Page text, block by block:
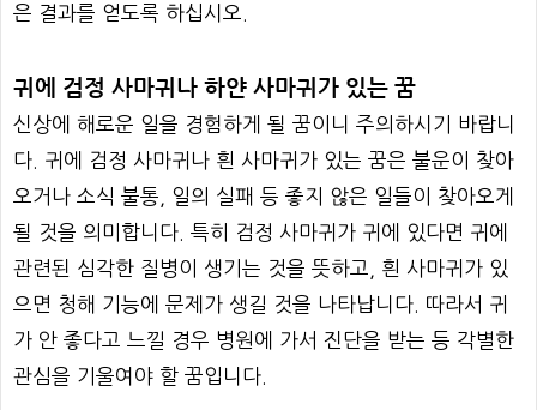
은 결과를 얻도록 하십시오.
귀에 검정 사마귀나 하얀 사마귀가 있는 꿈
신상에 해로운 일을 경험하게 될 꿈이니 주의하시기 바랍니
다. 귀에 검정 사마귀나 흰 사마귀가 있는 꿈은 불운이 찾아
오거나 소식 불통, 일의 실패 등 좋지 않은 일들이 찾아오게
될 것을 의미합니다. 특히 검정 사마귀가 귀에 있다면 귀에
관련된 심각한 질병이 생기는 것을 뜻하고, 흰 사마귀가 있
으면 청해 기능에 문제가 생길 것을 나타납니다. 따라서 귀
가 안 좋다고 느낄 경우 병원에 가서 진단을 받는 등 각별한
관심을 기울여야 할 꿈입니다.